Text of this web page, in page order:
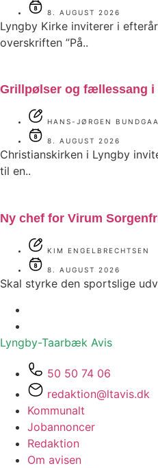
8. AUGUST 2026
Lyngby Kirke inviterer i
overskriften ”På..
Grillpølser og fællessang
HANS-JØRGEN
8. AUGUST 2026
Christianskirken i Lyngby
til en..
Ny chef for Virum
KIM ENGELBRECHTSEN
8. AUGUST 2026
Skal styrke den sportslige
Lyngby-Taarbæk Avis
50 50 74 06
redaktion@ltavis.dk
Kommunalt
Jobannoncer
Redaktion
Om avisen